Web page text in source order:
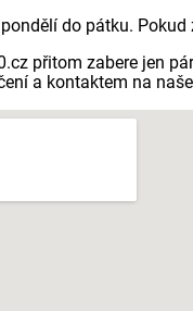
do pátku.
přitom zabere jen
a kontaktem na